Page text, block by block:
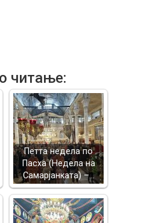
читање:
Петта недела по
Пасха (Недела на
Самарјанката) –…